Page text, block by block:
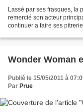
Lassé par ses frasques, la
remercié son acteur
continuer a faire ses
Wonder Woman
Publié le 15/05/2011 à
Par Prue